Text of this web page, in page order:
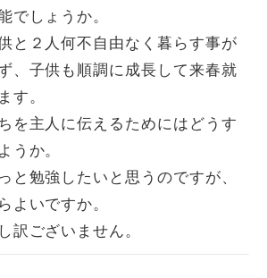
でしょうか。
と２人何不自由なく暮らす事が
、子供も順調に成長して来春就
す。
を主人に伝えるためにはどうす
うか。
と勉強したいと思うのですが、
よいですか。
訳ございません。